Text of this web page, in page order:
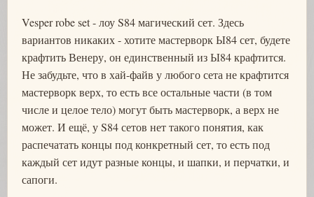
Vesper robe set - лоу S84 магический сет. Здесь
вариантов никаких - хотите мастерворк Ы84 сет, будете
крафтить Венеру, он единственный из Ы84 крафтится.
Не забудьте, что в хай-файв у любого сета не крафтится
мастерворк верх, то есть все остальные части (в том
числе и целое тело) могут быть мастерворк, а верх не
может. И ещё, у S84 сетов нет такого понятия, как
распечатать концы под конкретный сет, то есть под
каждый сет идут разные концы, и шапки, и перчатки, и
сапоги.